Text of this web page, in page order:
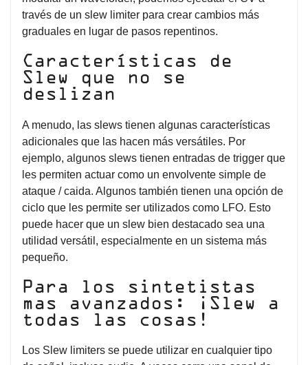
través de un slew limiter para crear cambios más
graduales en lugar de pasos repentinos.
Características de
Slew que no se
deslizan
A menudo, las slews tienen algunas características
adicionales que las hacen más versátiles. Por
ejemplo, algunos slews tienen entradas de trigger que
les permiten actuar como un envolvente simple de
ataque / caida. Algunos también tienen una opción de
ciclo que les permite ser utilizados como LFO. Esto
puede hacer que un slew bien destacado sea una
utilidad versátil, especialmente en un sistema más
pequeño.
Para los sintetistas
mas avanzados: ¡Slew a
todas las cosas!
Los Slew limiters se puede utilizar en cualquier tipo